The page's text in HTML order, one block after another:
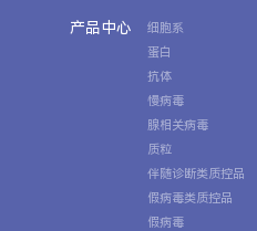
产品中心
细胞系
蛋白
抗体
慢病毒
腺相关病毒
质粒
伴随诊断类质控品
假病毒类质控品
假病毒